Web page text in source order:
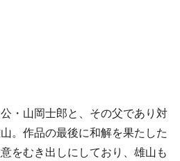
・山岡士郎と、その父であり対
。作品の最後に和解を果たした
をむき出しにしており、雄山も